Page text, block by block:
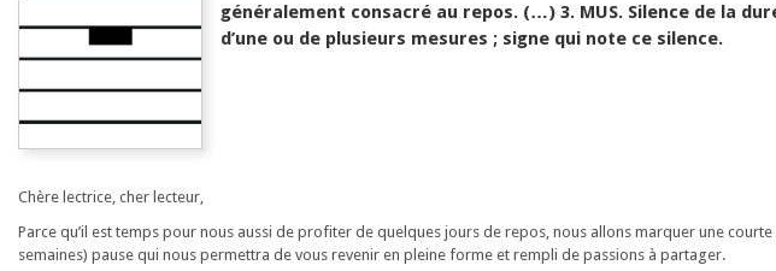
généralement consacré au repos. (…) 3. MUS. Silence de la
d’une ou de plusieurs mesures ; signe qui note ce silence.
Chère lectrice, cher lecteur,
Parce qu’il est temps pour nous aussi de profiter de quelques jours de repos, nous allons marquer une courte
semaines) pause qui nous permettra de vous revenir en pleine forme et rempli de passions à partager.